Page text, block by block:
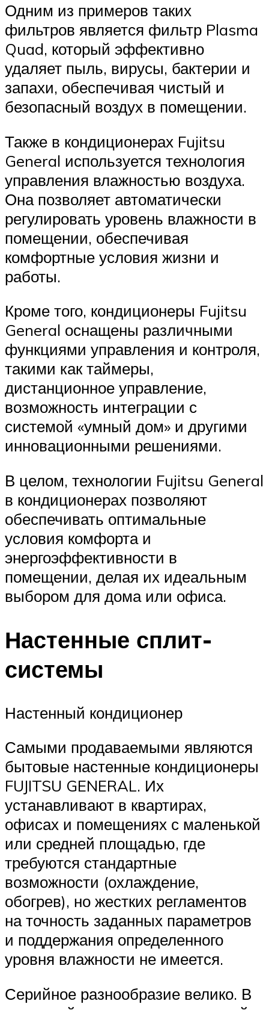
Одним из примеров таких
фильтров является фильтр Plasma
Quad, который эффективно
удаляет пыль, вирусы, бактерии и
запахи, обеспечивая чистый и
безопасный воздух в помещении.
Также в кондиционерах Fujitsu
General используется технология
управления влажностью воздуха.
Она позволяет автоматически
регулировать уровень влажности в
помещении, обеспечивая
комфортные условия жизни и
работы.
Кроме того, кондиционеры Fujitsu
General оснащены различными
функциями управления и контроля,
такими как таймеры,
дистанционное управление,
возможность интеграции с
системой «умный дом» и другими
инновационными решениями.
В целом, технологии Fujitsu General
в кондиционерах позволяют
обеспечивать оптимальные
условия комфорта и
энергоэффективности в
помещении, делая их идеальным
выбором для дома или офиса.
Настенные сплит-
системы
Настенный кондиционер
Самыми продаваемыми являются
бытовые настенные кондиционеры
FUJITSU GENERAL. Их
устанавливают в квартирах,
офисах и помещениях с маленькой
или средней площадью, где
требуются стандартные
возможности (охлаждение,
обогрев), но жестких регламентов
на точность заданных параметров
и поддержания определенного
уровня влажности не имеется.
Серийное разнообразие велико. В